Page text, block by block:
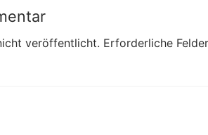
veröffentlicht. Erforderliche